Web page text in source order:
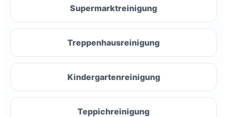
Supermarktreinigung
Treppenhausreinigung
Kindergartenreinigung
Teppichreinigung